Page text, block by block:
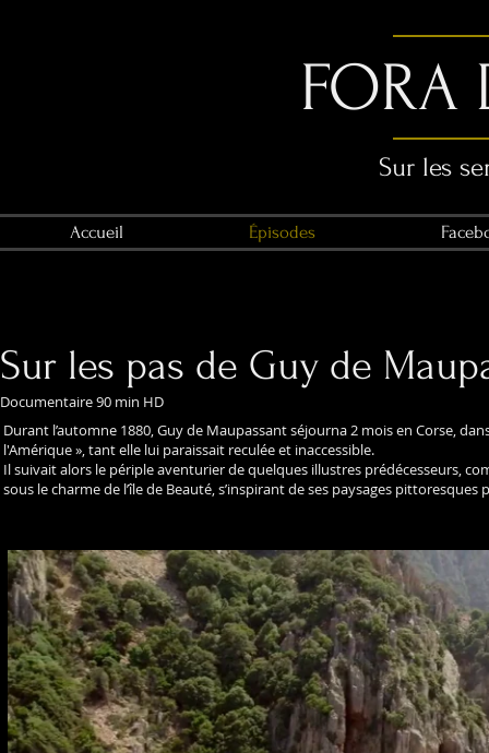
FORA
Sur les
Accueil Épisodes
Sur les pas de Guy de
Documentaire 90 min HD
Durant l’automne 1880, Guy de Maupassant séjourna 2 mois en Corse,
l'Amérique », tant elle lui paraissait reculée et inaccessible.
Il suivait alors le périple aventurier de quelques illustres prédécesseurs,
sous le charme de l’île de Beauté, s’inspirant de ses paysages